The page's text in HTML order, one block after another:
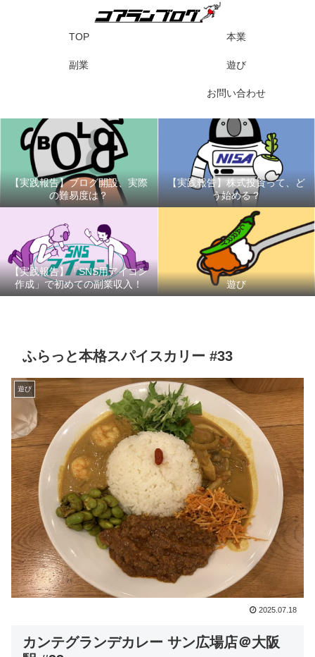
TOP 本業
副業 遊び
お問い合わせ
【実践報告】ブログ開設、実際
の難易度は？
【実践報告】株式投資って、ど
う始める？
【実践報告】「SNS用アイコン
作成」で初めての副業収入！
遊び
ふらっと本格スパイスカリー #33
遊び
2025.07.18
カンテグランデカレー サン広場店＠大阪